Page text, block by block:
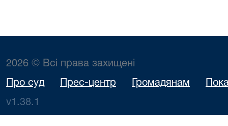
2026 © Всі права захищені
Про суд Прес-центр Громадянам
v1.38.1